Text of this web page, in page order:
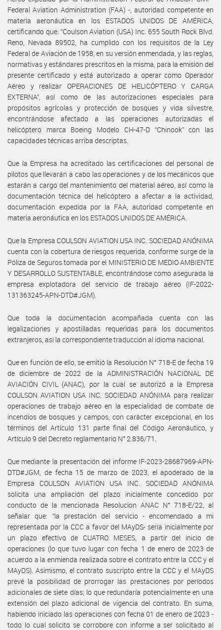
Federal Aviation Administration (FAA) -, autoridad competente en
materia aeronáutica en los ESTADOS UNIDOS DE AMÉRICA,
certificando que: “Coulson Aviation (USA) Inc. 655 South Rock Blvd.
Reno, Nevada 89502, ha cumplido con los requisitos de la Ley
Federal de Aviación de 1958, en su versión enmendada, y las reglas,
normativas y estándares prescritos en la misma, para la emisión del
presente certificado y está autorizado a operar como Operador
Aéreo y realizar OPERACIONES DE HELICÓPTERO Y CARGA
EXTERNA”, así como de las autorizaciones especiales para
propósitos agrícolas y protección de bosques y vida silvestre,
encontrándose afectado a las operaciones autorizadas el
helicóptero marca Boeing Modelo CH-47-D “Chinook” con las
capacidades técnicas arriba descriptas.
Que la Empresa ha acreditado las certificaciones del personal de
pilotos que llevarán a cabo las operaciones y de los mecánicos que
estarán a cargo del mantenimiento del material aéreo, así como la
documentación técnica del helicóptero a afectar a la actividad,
documentación expedida por la FAA, autoridad competente en
materia aeronáutica en los ESTADOS UNIDOS DE AMÉRICA.
Que la Empresa COULSON AVIATION USA INC. SOCIEDAD ANÓNIMA
cuenta con la cobertura de riesgos requerida, conforme surge de la
Póliza de Seguros tomada por el MINISTERIO DE MEDIO AMBIENTE
Y DESARROLLO SUSTENTABLE, encontrándose como asegurada la
empresa explotadora del servicio de trabajo aéreo (IF-2022-
131363245-APN-DTD#JGM).
Que toda la documentación acompañada cuenta con las
legalizaciones y apostilladas requeridas para los documentos
extranjeros, así la correspondiente traducción al idioma nacional.
Que en función de ello, se emitió la Resolución N° 718-E de fecha 19
de diciembre de 2022 de la ADMINISTRACIÓN NACIONAL DE
AVIACIÓN CIVIL (ANAC), por la cual se autorizó a la Empresa
COULSON AVIATION USA INC. SOCIEDAD ANÓNIMA para realizar
operaciones de trabajo aéreo en la especialidad de combate de
incendios de bosques y campos, con carácter excepcional, en los
términos del Artículo 131 parte final del Código Aeronáutico, y
Artículo 9 del Decreto reglamentario N° 2.836/71.
Que mediante la presentación del informe IF-2023-28687969-APN-
DTD#JGM, de fecha 15 de marzo de 2023, el apoderado de la
Empresa COULSON AVIATION USA INC. SOCIEDAD ANÓNIMA
solicita una ampliación del plazo inicialmente concedido por
conducto de la mencionada Resolucion ANAC N° 718-E/22, al
señalar que: “la prestación del servicio - encomendado a mi
representada por la CCC a favor del MAyDS- sería inicialmente por
un plazo efectivo de CUATRO MESES, a partir del inicio de
operaciones (lo que tuvo lugar con fecha 1 de enero de 2023 de
acuerdo a la enmienda realizada sobre el contrato entre la CCC y el
MAyDS). Asimismo, el contrato suscripto entre la CCC y el MAyDS
prevé la posibilidad de prorrogar las prestaciones por períodos
adicionales de siete días; lo que redundaría potencialmente en una
extensión del plazo adicional de vigencia del contrato. En suma,
habiendo iniciado las operaciones con fecha 01 de enero de 2023 -
todo lo cual solicito se corrobore con informe a ser solicitado al